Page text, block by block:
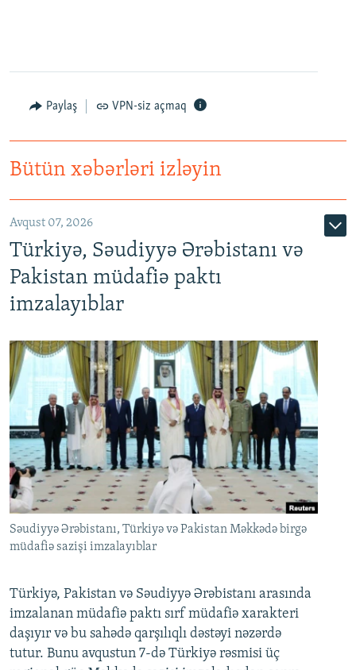
Paylaş VPN-siz açmaq
Bütün xəbərləri izləyin
Avqust 07, 2026
Türkiyə, Səudiyyə Ərəbistanı və
Pakistan müdafiə paktı
imzalayıblar
Səudiyyə Ərəbistanı, Türkiyə və Pakistan Məkkədə birgə
müdafiə sazişi imzalayıblar
Türkiyə, Pakistan və Səudiyyə Ərəbistanı arasında
imzalanan müdafiə paktı sırf müdafiə xarakteri
daşıyır və bu sahədə qarşılıqlı dəstəyi nəzərdə
tutur. Bunu avqustun 7-də Türkiyə rəsmisi üç